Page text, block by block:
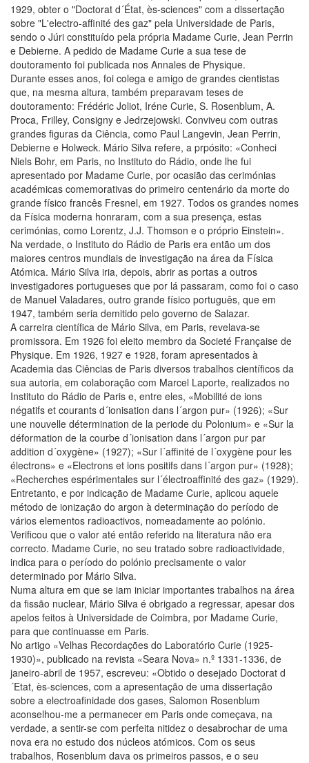
1929, obter o "Doctorat d´État, ès-sciences" com a dissertação
sobre "L'electro-affinité des gaz" pela Universidade de Paris,
sendo o Júri constituído pela própria Madame Curie, Jean Perrin
e Debierne. A pedido de Madame Curie a sua tese de
doutoramento foi publicada nos Annales de Physique.
Durante esses anos, foi colega e amigo de grandes cientistas
que, na mesma altura, também preparavam teses de
doutoramento: Frédéric Joliot, Iréne Curie, S. Rosenblum, A.
Proca, Frilley, Consigny e Jedrzejowski. Conviveu com outras
grandes figuras da Ciência, como Paul Langevin, Jean Perrin,
Debierne e Holweck. Mário Silva refere, a prpósito: «Conheci
Niels Bohr, em Paris, no Instituto do Rádio, onde lhe fui
apresentado por Madame Curie, por ocasião das cerimónias
académicas comemorativas do primeiro centenário da morte do
grande físico francês Fresnel, em 1927. Todos os grandes nomes
da Física moderna honraram, com a sua presença, estas
cerimónias, como Lorentz, J.J. Thomson e o próprio Einstein».
Na verdade, o Instituto do Rádio de Paris era então um dos
maiores centros mundiais de investigação na área da Física
Atómica. Mário Silva iria, depois, abrir as portas a outros
investigadores portugueses que por lá passaram, como foi o caso
de Manuel Valadares, outro grande físico português, que em
1947, também seria demitido pelo governo de Salazar.
A carreira científica de Mário Silva, em Paris, revelava-se
promissora. Em 1926 foi eleito membro da Societé Française de
Physique. Em 1926, 1927 e 1928, foram apresentados à
Academia das Ciências de Paris diversos trabalhos científicos da
sua autoria, em colaboração com Marcel Laporte, realizados no
Instituto do Rádio de Paris e, entre eles, «Mobilité de ions
négatifs et courants d´ionisation dans l´argon pur» (1926); «Sur
une nouvelle détermination de la periode du Polonium» e «Sur la
déformation de la courbe d´ionisation dans l´argon pur par
addition d´oxygène» (1927); «Sur l´affinité de l´oxygène pour les
électrons» e «Electrons et ions positifs dans l´argon pur» (1928);
«Recherches espérimentales sur l´électroaffinité des gaz» (1929).
Entretanto, e por indicação de Madame Curie, aplicou aquele
método de ionização do argon à determinação do período de
vários elementos radioactivos, nomeadamente ao polónio.
Verificou que o valor até então referido na literatura não era
correcto. Madame Curie, no seu tratado sobre radioactividade,
indica para o período do polónio precisamente o valor
determinado por Mário Silva.
Numa altura em que se iam iniciar importantes trabalhos na área
da fissão nuclear, Mário Silva é obrigado a regressar, apesar dos
apelos feitos à Universidade de Coimbra, por Madame Curie,
para que continuasse em Paris.
No artigo «Velhas Recordações do Laboratório Curie (1925-
1930)», publicado na revista «Seara Nova» n.º 1331-1336, de
janeiro-abril de 1957, escreveu: «Obtido o desejado Doctorat d
´Etat, ès-sciences, com a apresentação de uma dissertação
sobre a electroafinidade dos gases, Salomon Rosenblum
aconselhou-me a permanecer em Paris onde começava, na
verdade, a sentir-se com perfeita nitidez o desabrochar de uma
nova era no estudo dos núcleos atómicos. Com os seus
trabalhos, Rosenblum dava os primeiros passos, e o seu